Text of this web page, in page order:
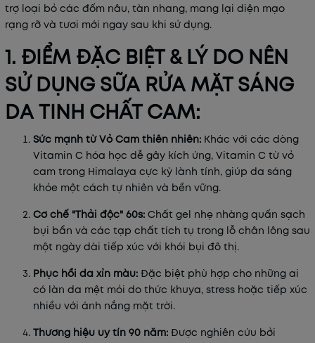
Mã khuyến mãi:
Điều kiện:
trợ loại bỏ các đốm nâu, tàn nhang, mang lại diện mạo
rạng rỡ và tươi mới ngay sau khi sử dụng.
1. ĐIỂM ĐẶC BIỆT & LÝ DO NÊN
SỬ DỤNG SỮA RỬA MẶT SÁNG
DA TINH CHẤT CAM:
Sức mạnh từ Vỏ Cam thiên nhiên: Khác với các dòng
Vitamin C hóa học dễ gây kích ứng, Vitamin C từ vỏ
cam trong Himalaya cực kỳ lành tính, giúp da sáng
khỏe một cách tự nhiên và bền vững.
Cơ chế "Thải độc" 60s: Chất gel nhẹ nhàng quấn sạch
bụi bẩn và các tạp chất tích tụ trong lỗ chân lông sau
một ngày dài tiếp xúc với khói bụi đô thị.
Phục hồi da xỉn màu: Đặc biệt phù hợp cho những ai
có làn da mệt mỏi do thức khuya, stress hoặc tiếp xúc
nhiều với ánh nắng mặt trời.
Thương hiệu uy tín 90 năm: Được nghiên cứu bởi